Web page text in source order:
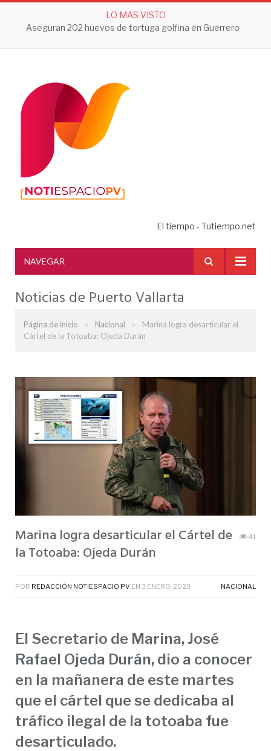
LO MAS VISTO
Aseguran 202 huevos de tortuga golfina en Guerrero
El tiempo - Tutiempo.net
NAVEGAR
Noticias de Puerto Vallarta
Página de inicio » Nacional »
Marina logra desarticular el
Cártel de la Totoaba: Ojeda Durán
Marina logra desarticular el Cártel de
la Totoaba: Ojeda Durán
41
POR REDACCIÓN NOTIESPACIO PV EN 3 ENERO, 2023 NACIONAL
El Secretario de Marina, José
Rafael Ojeda Durán, dio a conocer
en la mañanera de este martes
que el cártel que se dedicaba al
tráfico ilegal de la totoaba fue
desarticulado.